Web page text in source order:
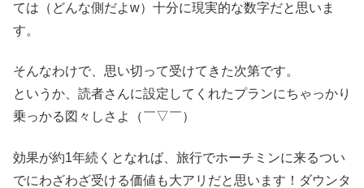
ては（どんな側だよw）十分に現実的な数字だと思いま
す。
そんなわけで、思い切って受けてきた次第です。
というか、読者さんに設定してくれたプランにちゃっかり
乗っかる図々しさよ（￣▽￣）
効果が約1年続くとなれば、旅行でホーチミンに来るつい
でにわざわざ受ける価値も大アリだと思います！ダウンタ